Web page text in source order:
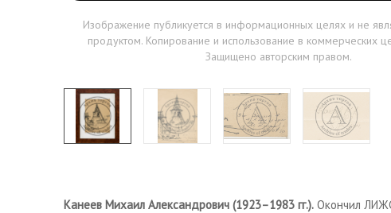
Изображение публикуется в информационных целях и не
продуктом. Копирование и использование в коммерческих
Защищено авторским правом.
Канеев Михаил Александрович (1923–1983 гг.). Окончил